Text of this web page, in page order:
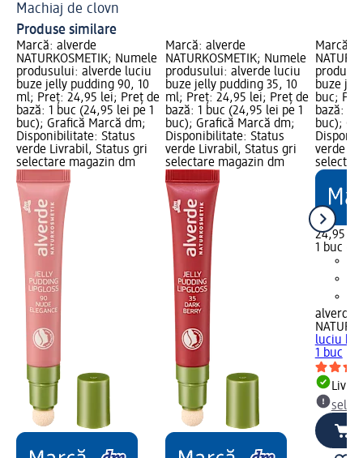
Machiaj de clovn
Produse similare
Marcă: alverde
NATURKOSMETIK; Numele
produsului: alverde luciu
buze jelly pudding 90, 10
ml; Preț: 24,95 lei; Preț de
bază: 1 buc (24,95 lei pe 1
buc); Grafică Marcă dm;
Disponibilitate: Status
verde Livrabil, Status gri
selectare magazin dm
Marcă: alverde
NATURKOSMETIK; Numele
produsului: alverde luciu
buze jelly pudding 35, 10
ml; Preț: 24,95 lei; Preț de
bază: 1 buc (24,95 lei pe 1
buc); Grafică Marcă dm;
Disponibilitate: Status
verde Livrabil, Status gri
selectare magazin dm
Marcă:
buze
buc;
bază: 1
buc);
verde
24,95 lei
1 buc
alverde
luciu
1 buc